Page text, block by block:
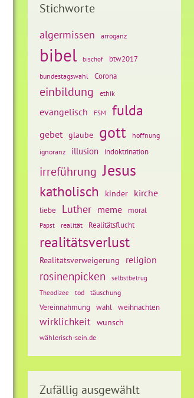
Stichworte
algermissen arroganz
bibel bischof btw2017
bundestagswahl Corona
einbildung ethik
evangelisch FSM fulda
gebet glaube gott
hoffnung
ignoranz
illusion indoktrination
irreführung Jesus
katholisch kinder kirche
liebe Luther meme moral
Papst realität Realitätsflucht
realitätsverlust
Realitätsverweigerung religion
rosinenpicken
selbstbetrug
Theodizee
tod täuschung
Vereinnahmung wahl weihnachten
wirklichkeit wunsch
wählerisch-sein.de
Zufällig ausgewählt